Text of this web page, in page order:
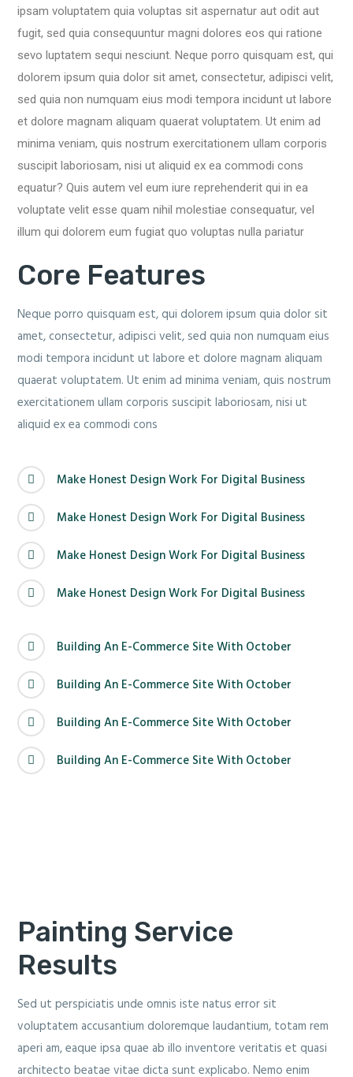
ipsam voluptatem quia voluptas sit aspernatur aut odit aut
fugit, sed quia consequuntur magni dolores eos qui ratione
sevo luptatem sequi nesciunt. Neque porro quisquam est, qui
dolorem ipsum quia dolor sit amet, consectetur, adipisci velit,
sed quia non numquam eius modi tempora incidunt ut labore
et dolore magnam aliquam quaerat voluptatem. Ut enim ad
minima veniam, quis nostrum exercitationem ullam corporis
suscipit laboriosam, nisi ut aliquid ex ea commodi cons
equatur? Quis autem vel eum iure reprehenderit qui in ea
voluptate velit esse quam nihil molestiae consequatur, vel
illum qui dolorem eum fugiat quo voluptas nulla pariatur
Core Features
Neque porro quisquam est, qui dolorem ipsum quia dolor sit
amet, consectetur, adipisci velit, sed quia non numquam eius
modi tempora incidunt ut labore et dolore magnam aliquam
quaerat voluptatem. Ut enim ad minima veniam, quis nostrum
exercitationem ullam corporis suscipit laboriosam, nisi ut
aliquid ex ea commodi cons
Make Honest Design Work For Digital Business
Make Honest Design Work For Digital Business
Make Honest Design Work For Digital Business
Make Honest Design Work For Digital Business
Building An E-Commerce Site With October
Building An E-Commerce Site With October
Building An E-Commerce Site With October
Building An E-Commerce Site With October
Painting Service
Results
Sed ut perspiciatis unde omnis iste natus error sit
voluptatem accusantium doloremque laudantium, totam rem
aperi am, eaque ipsa quae ab illo inventore veritatis et quasi
architecto beatae vitae dicta sunt explicabo. Nemo enim